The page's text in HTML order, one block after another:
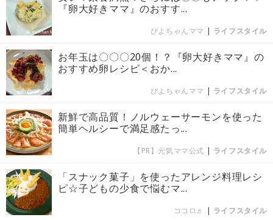
『卵大好きママ』のおすす...
ぴよちゃんママ | ライフスタイル
お年玉は〇〇〇20個！？『卵大好きママ』の
おすすめ卵レシピ＜おか...
ぴよちゃんママ | ライフスタイル
新鮮で高品質！ノルウェーサーモンを使った
簡単ヘルシーで満足感たっ...
【PR】元気ママ公式 | ライフスタイル
「スナック菓子」を使ったアレンジ料理レシ
ピ☆子どもの少食で悩むマ...
ココロ♬ | ライフスタイル